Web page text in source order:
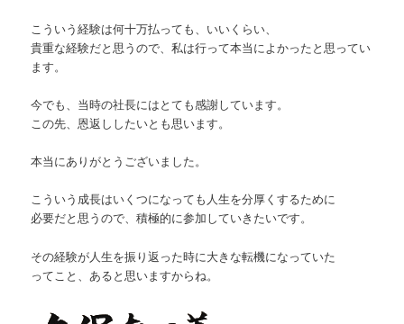
こういう経験は何十万払っても、いいくらい、
貴重な経験だと思うので、私は行って本当によかったと思ってい
ます。
今でも、当時の社長にはとても感謝しています。
この先、恩返ししたいとも思います。
本当にありがとうございました。
こういう成長はいくつになっても人生を分厚くするために
必要だと思うので、積極的に参加していきたいです。
その経験が人生を振り返った時に大きな転機になっていた
ってこと、あると思いますからね。